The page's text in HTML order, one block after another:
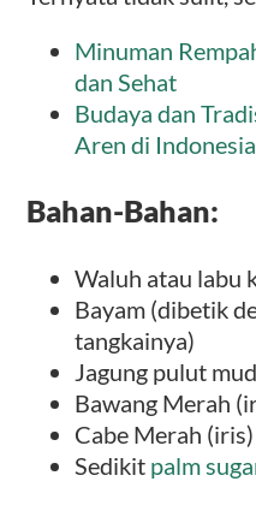
Minuman
dan Sehat
Budaya dan
Aren di Indonesia
Bahan-Bahan:
Waluh atau labu
Bayam (dibetik
tangkainya)
Jagung pulut
Bawang Merah
Cabe Merah (iris)
Sedikit palm